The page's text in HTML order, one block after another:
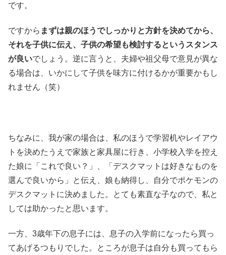
です。
ですから まずは親のほうでしっかりと方針を決めてから、
それを子供に伝え、子供の希望も検討するというスタンス
が良いでしょう。逆に言うと、夫婦や祖父母で意見が異な
る場合は、いかにして子供を味方に付けるかが重要かもし
れません（笑）
ちなみに、我が家の場合は、私のほうで学習机やレイアウ
トを決めたうえで家族と家具屋に行き、小学校入学を控え
た娘に「これで良い？」、「デスクマットは好きなものを
選んで良いから」と伝え、娘も納得し、自分でポケモンの
デスクマットに決めました。とても素直な子なので、私と
しては助かったと思います。
一方、3歳年下の息子には、息子の入学前になったら買っ
てあげるつもりでした。ところが息子は自分も買ってもら